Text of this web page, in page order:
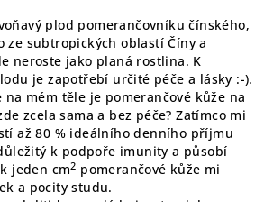
plod pomerančovníku čínského,
ze subtropických oblastí Číny a
neroste jako planá rostlina. K
je zapotřebí určité péče a lásky :-).
na mém těle je pomerančové kůže na
zcela sama a bez péče? Zatímco mi
až 80 % ideálního denního příjmu
k podpoře imunity a působí
jeden cm2 pomerančové kůže mi
a pocity studu.